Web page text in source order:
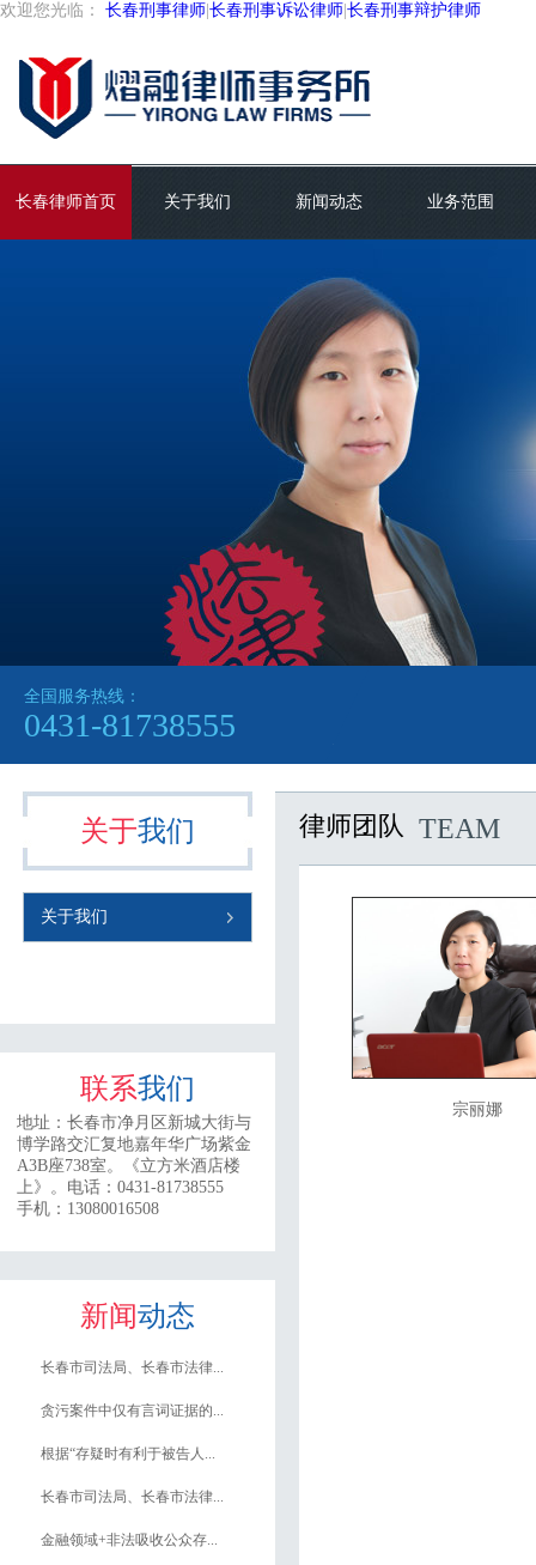
欢迎您光临： 长春刑事律师 长春刑事诉讼律师 长春刑事辩护律师
长春律师首页 关于我们 新闻动态 业务范围
全国服务热线：
0431-81738555
关于我们
关于我们
联系我们
地址： 长春市净月区新城大街与
博学路交汇复地嘉年华广场紫金
A3B座738室。《立方米酒店楼
上》。 电话：0431-81738555
手机：13080016508
新闻动态
长春市司法局、长春市法律...
贪污案件中仅有言词证据的...
根据“存疑时有利于被告人...
长春市司法局、长春市法律...
金融领域+非法吸收公众存...
律师团队 TEAM
宗丽娜